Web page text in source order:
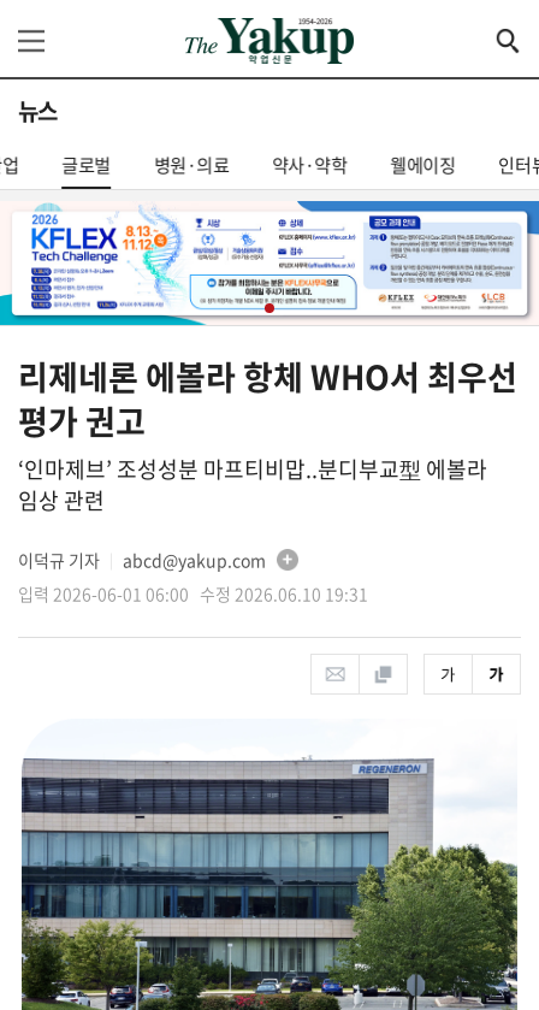
뉴스
글로벌 병원·의료 약사·약학 웰에이징 인터
리제네론 에볼라 항체 WHO서 최우선
평가 권고
‘인마제브’ 조성성분 마프티비맙..분디부교型 에볼라
임상 관련
이덕규 기자
abcd@yakup.com
입력 2026-06-01 06:00 수정 2026.06.10 19:31